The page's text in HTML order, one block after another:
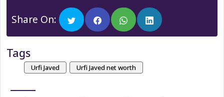
Share On:
Tags
Urfi Javed Urfi Javed net worth